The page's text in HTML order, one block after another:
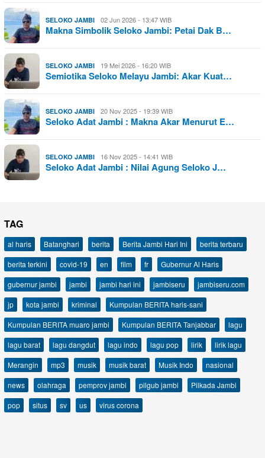
SELOKO JAMBI 02 Jun 2026 - 13:47 WIB
Makna Simbolik Seloko Jambi: Petai Dak B…
SELOKO JAMBI 19 Mei 2026 - 16:20 WIB
Semiotika Seloko Melayu Jambi: Akar Kuat…
SELOKO JAMBI 20 Nov 2025 - 19:39 WIB
Seloko Adat Jambi : Makna Akar Menurut E…
SELOKO JAMBI 16 Nov 2025 - 14:41 WIB
Seloko Adat Jambi : Nilai Agung Seloko J…
TAG
al haris Batanghari berita Berita Jambi Hari Ini
berita terbaru
berita terkini
covid-19 en film fr
Gubernur Al Haris
gubernur jambi
jambi jambi hari ini jambiseru
jambiseru.com
jp
kota jambi kriminal
Kumpulan BERITA haris-sani
Kumpulan BERITA muaro jambi
Kumpulan BERITA Tanjabbar
lagu
lagu barat
lagu dangdut lagu indo lagu pop lirik
lirik lagu
Merangin
mp3 musik musik barat Musik Indo
nasional
news
olahraga pemprov jambi pilgub jambi
Pilkada Jambi
pop
situs sv us virus corona